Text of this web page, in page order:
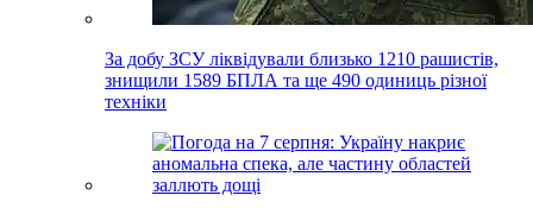
За добу ЗСУ ліквідували близько 1210 рашистів,
знищили 1589 БПЛА та ще 490 одиниць різної
техніки